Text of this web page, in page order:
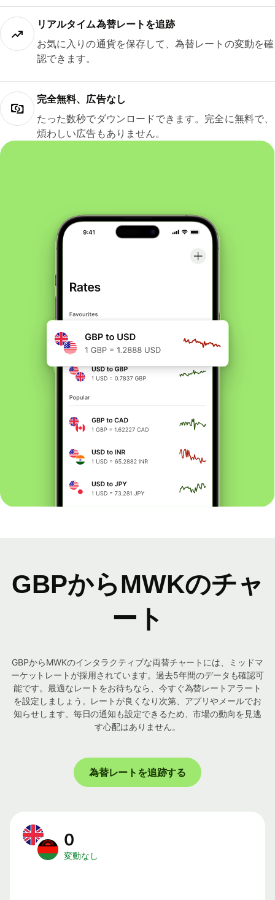
リアルタイム為替レートを追跡
お気に入りの通貨を保存して、為替レートの変動を確
認できます。
完全無料、広告なし
たった数秒でダウンロードできます。完全に無料で、
煩わしい広告もありません。
GBPからMWKのチャ
ート
GBPからMWKのインタラクティブな両替チャートには、ミッドマ
ーケットレートが採用されています。過去5年間のデータも確認可
能です。最適なレートをお待ちなら、今すぐ為替レートアラート
を設定しましょう。レートが良くなり次第、アプリやメールでお
知らせします。毎日の通知も設定できるため、市場の動向を見逃
す心配はありません。
為替レートを追跡する
0
変動なし